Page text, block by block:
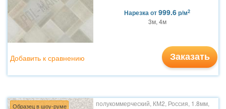
Нарезкаот999.6р/м2
3м, 4м
Заказать
Добавить к сравнению
Образец в шоу-руме
полукоммерческий, КМ2, Россия, 1.8мм,